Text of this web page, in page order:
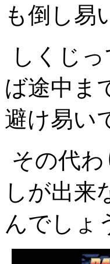
も倒し易
しくじ
ば途中ま
避け易い
その代
しが出来
んでしょ